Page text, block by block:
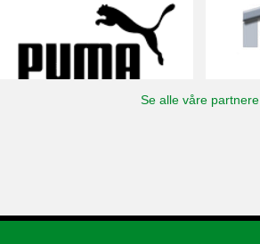
Se alle våre partnere